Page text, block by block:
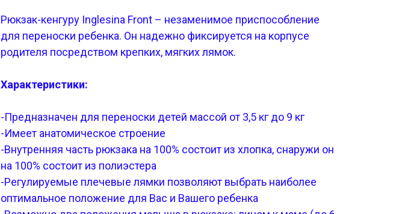
Рюкзак-кенгуру Inglesina Front – незаменимое приспособление
для переноски ребенка. Он надежно фиксируется на корпусе
родителя посредством крепких, мягких лямок.
Характеристики:
-Предназначен для переноски детей массой от 3,5 кг до 9 кг
-Имеет анатомическое строение
-Внутренняя часть рюкзака на 100% состоит из хлопка, снаружи он
на 100% состоит из полиэстера
-Регулируемые плечевые лямки позволяют выбрать наиболее
оптимальное положение для Вас и Вашего ребенка